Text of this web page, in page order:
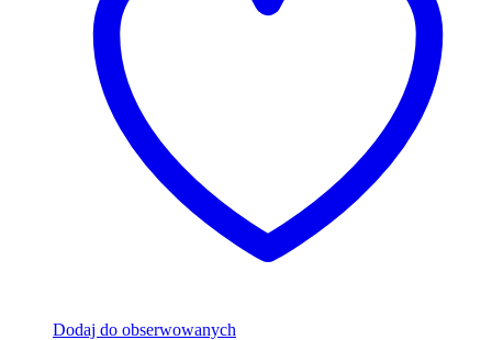
Dodaj do obserwowanych